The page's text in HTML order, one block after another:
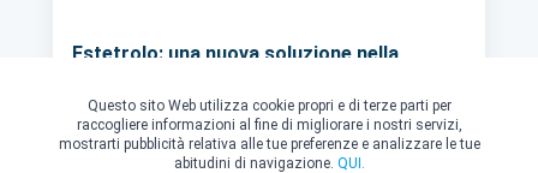
Estetrolo: una nuova soluzione nella
Recentemente, è stato presentato anche sul
mercato italiano un nuovo contraccettivo orale
che impiega l’Estetrolo come componente
Questo sito Web utilizza cookie propri e di terze parti per
raccogliere informazioni al fine di migliorare i nostri servizi,
mostrarti pubblicità relativa alle tue preferenze e analizzare le tue
abitudini di navigazione. QUI.